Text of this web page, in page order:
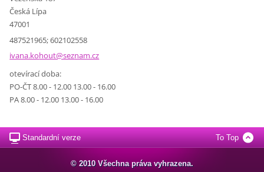
Česká Lípa
47001
487521965; 602102558
ivana.kohout@seznam.cz
otevírací doba:
PO-ČT 8.00 - 12.00 13.00 - 16.00
PA 8.00 - 12.00 13.00 - 16.00
Standardní verze To Top
© 2010 Všechna práva vyhrazena.